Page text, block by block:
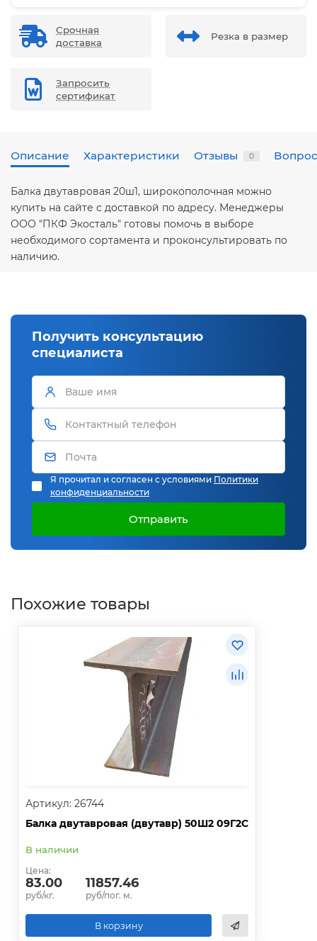
Срочная
доставка
Резка в размер
Запросить
сертификат
Описание Характеристики Отзывы 0
Балка двутавровая 20ш1, широкополочная можно
купить на сайте с доставкой по адресу. Менеджеры
ООО "ПКФ Экосталь" готовы помочь в выборе
необходимого сортамента и проконсультировать по
наличию.
Получить консультацию
специалиста
Я прочитал и согласен с условиями Политики
конфиденциальности
Отправить
Похожие товары
Артикул: 26744
Балка двутавровая (двутавр) 50Ш2 09Г2С
В наличии
Цена:
83.00
руб/кг.
11857.46
руб/пог. м.
В корзину